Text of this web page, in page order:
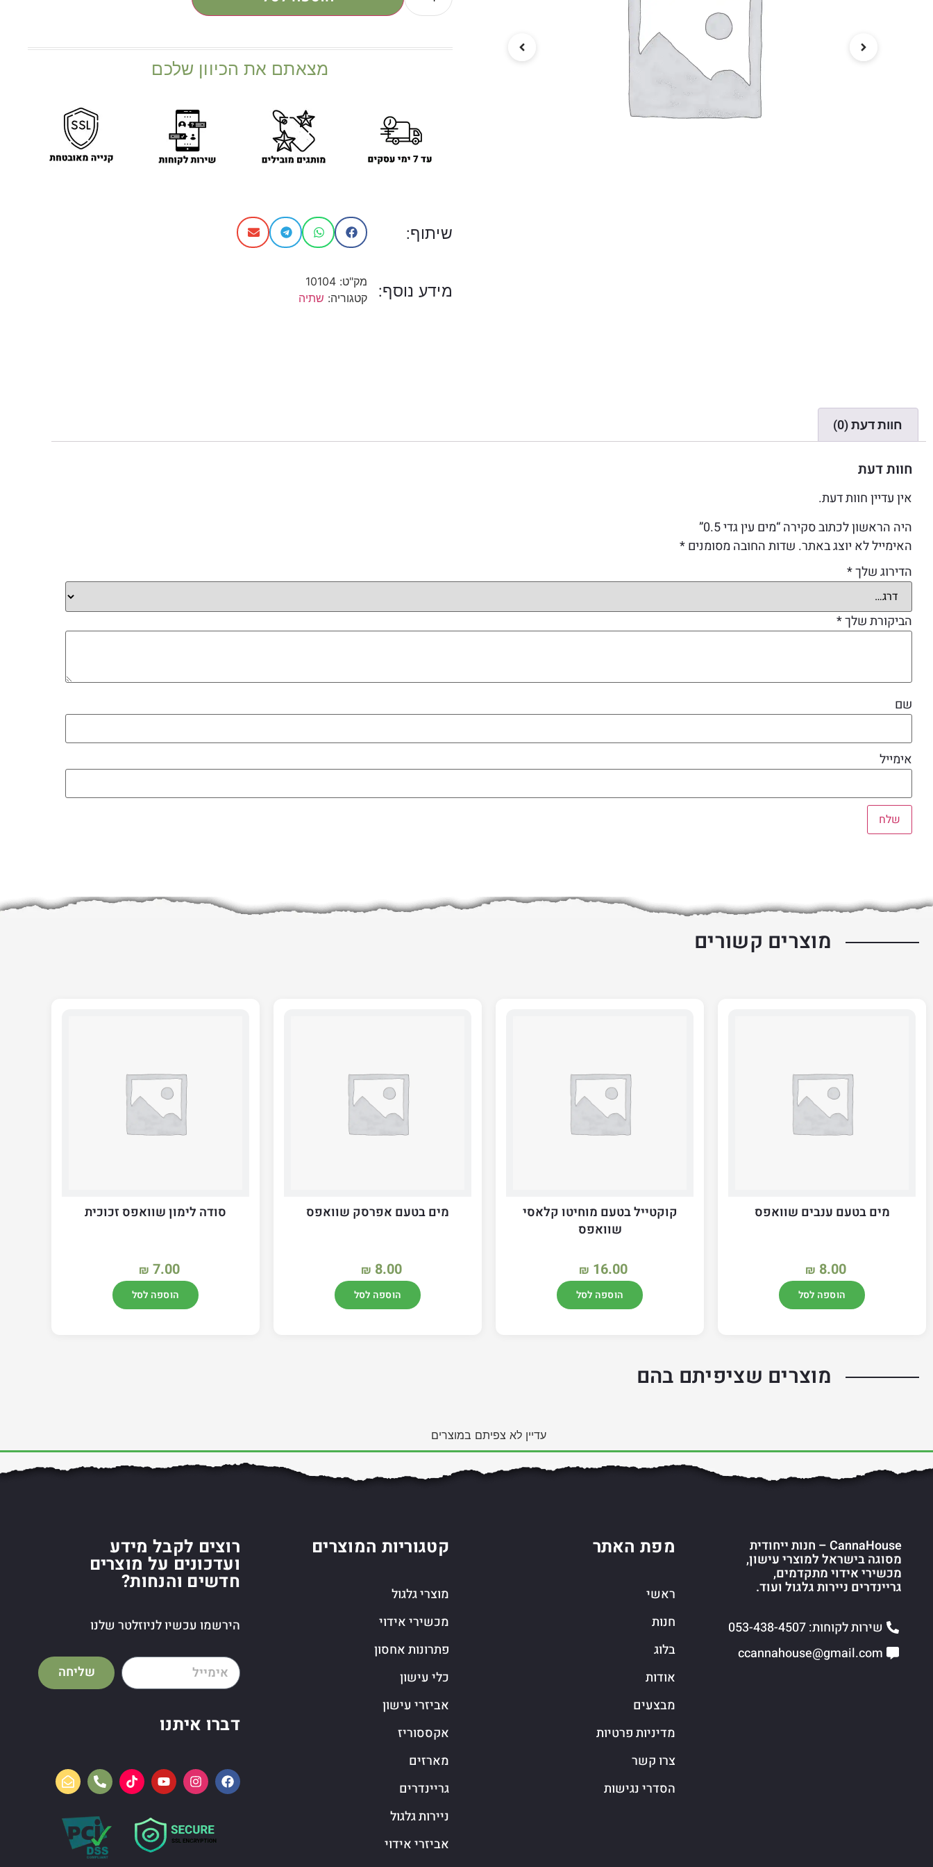
מצאתם את הכיוון שלכם
שיתוף:
מידע נוסף:
מק"ט: 10104
קטגוריה: שתיה
חוות דעת (0)
חוות דעת
אין עדיין חוות דעת.
היה הראשון לכתוב סקירה “מים עין גדי 0.5”
האימייל לא יוצג באתר. שדות החובה מסומנים*
הדירוג שלך*
הביקורת שלך*
שם
אימייל
מוצרים קשורים
מים בטעם ענבים שוואפס
₪ 8.00
הוספה לסל
קוקטייל בטעם מוחיטו קלאסי
שוואפס
₪ 16.00
הוספה לסל
מים בטעם אפרסק שוואפס
₪ 8.00
הוספה לסל
סודה לימון שוואפס זכוכית
₪ 7.00
הוספה לסל
מוצרים שציפיתם בהם
עדיין לא צפיתם במוצרים
CannaHouse – חנות ייחודית
מסוגה בישראל למוצרי עישון,
מכשירי אידוי מתקדמים,
גריינדרים ניירות גלגול ועוד.
שירות לקוחות: 053-438-4507
ccannahouse@gmail.com
מפת האתר
ראשי
חנות
בלוג
אודות
מבצעים
מדיניות פרטיות
צרו קשר
הסדרי נגישות
קטגוריות המוצרים
מוצרי גלגול
מכשירי אידוי
פתרונות אחסון
כלי עישון
אביזרי עישון
אקססוריז
מארזים
גריינדרים
ניירות גלגול
אביזרי אידוי
רוצים לקבל מידע
ועדכונים על מוצרים
חדשים והנחות?
הירשמו עכשיו לניוזלטר שלנו
שליחה
דברו איתנו